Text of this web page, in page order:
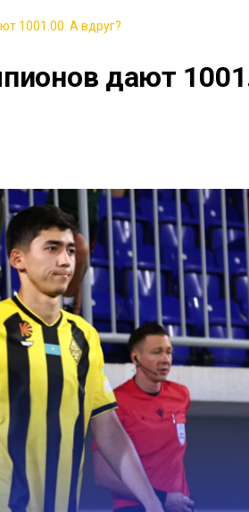
1001.00. А вдруг?
дают